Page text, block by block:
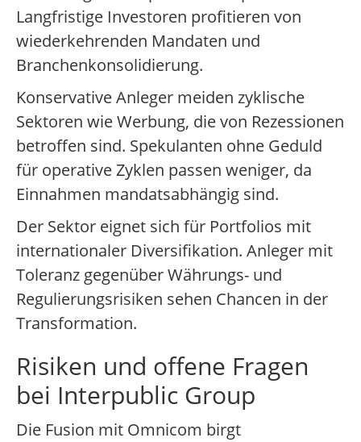
Langfristige Investoren profitieren von
wiederkehrenden Mandaten und
Branchenkonsolidierung.
Konservative Anleger meiden zyklische
Sektoren wie Werbung, die von Rezessionen
betroffen sind. Spekulanten ohne Geduld
für operative Zyklen passen weniger, da
Einnahmen mandatsabhängig sind.
Der Sektor eignet sich für Portfolios mit
internationaler Diversifikation. Anleger mit
Toleranz gegenüber Währungs- und
Regulierungsrisiken sehen Chancen in der
Transformation.
Risiken und offene Fragen
bei Interpublic Group
Die Fusion mit Omnicom birgt